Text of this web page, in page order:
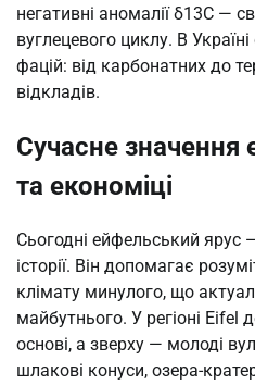
негативні аномалії δ13C —
вуглецевого циклу. В Україні
фацій: від карбонатних до
відкладів.
Сучасне значення
та економіці
Сьогодні ейфельський ярус
історії. Він допомагає
клімату минулого, що
майбутнього. У регіоні Eifel
основі, а зверху — молоді
шлакові конуси, озера-